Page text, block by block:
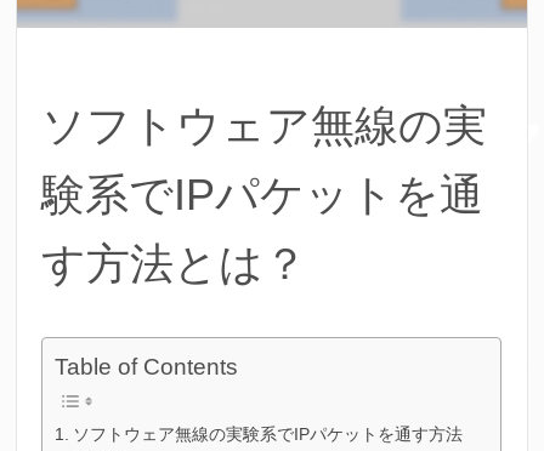
ソフトウェア無線の実
験系でIPパケットを通
す方法とは？
Table of Contents
ソフトウェア無線の実験系でIPパケットを通す方法